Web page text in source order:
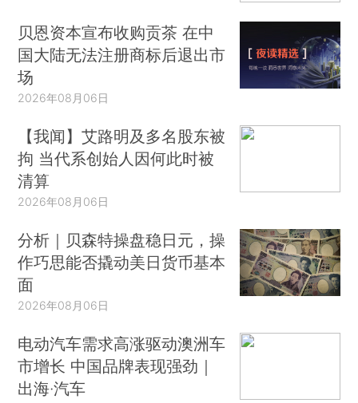
贝恩资本宣布收购贡茶 在中
国大陆无法注册商标后退出市
场
2026年08月06日
【我闻】艾路明及多名股东被
拘 当代系创始人因何此时被
清算
2026年08月06日
分析｜贝森特操盘稳日元，操
作巧思能否撬动美日货币基本
面
2026年08月06日
电动汽车需求高涨驱动澳洲车
市增长 中国品牌表现强劲｜
出海·汽车